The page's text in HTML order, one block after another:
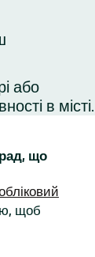
або
в місті.
що
щоб